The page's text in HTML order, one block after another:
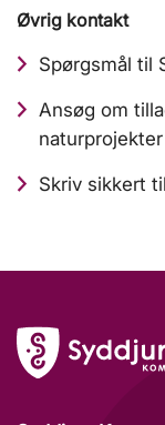
Øvrig kontakt
Spørgsmål til
Ansøg om
naturprojekter
Skriv sikkert